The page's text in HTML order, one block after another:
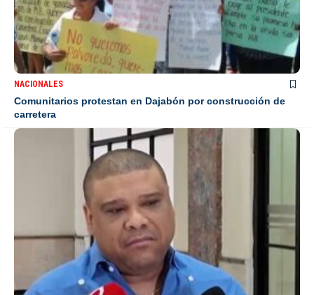
NACIONALES
Comunitarios protestan en Dajabón por construcción de
carretera